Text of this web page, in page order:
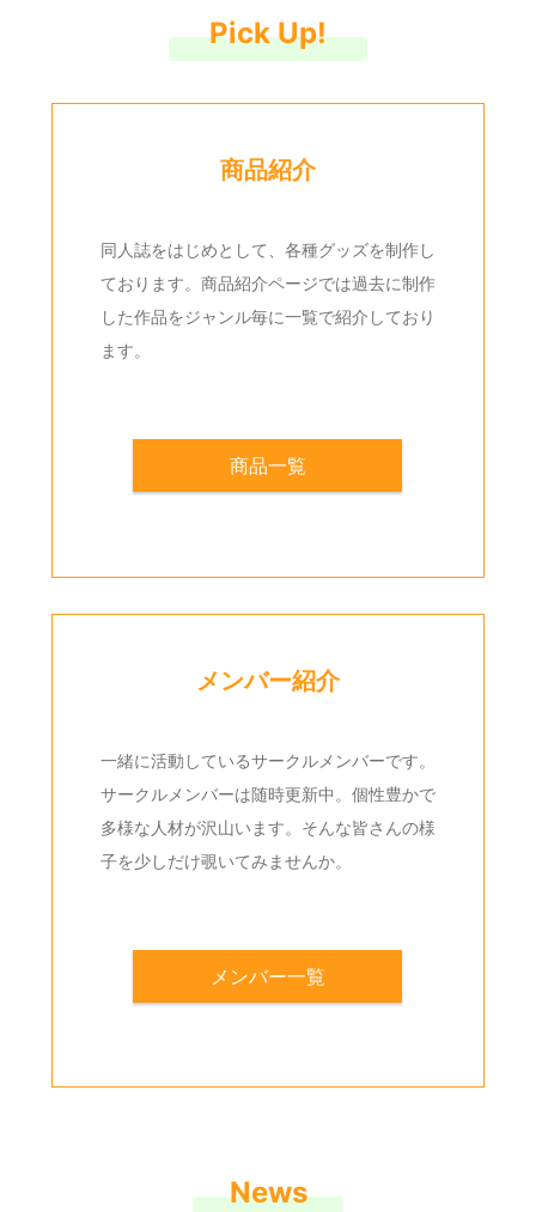
Pick Up!
商品紹介
同人誌をはじめとして、各種グッズを制作し
ております。商品紹介ページでは過去に制作
した作品をジャンル毎に一覧で紹介しており
ます。
商品一覧
メンバー紹介
一緒に活動しているサークルメンバーです。
サークルメンバーは随時更新中。個性豊かで
多様な人材が沢山います。そんな皆さんの様
子を少しだけ覗いてみませんか。
メンバー一覧
News